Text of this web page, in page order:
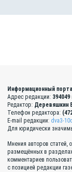
Информационный
Адрес редакции:
Редактор: Деревяшкин
Телефон редактора:
E-mail редакции: dva3-
Для юридически
Мнения авторов статей,
размещённых в
комментариев
с позицией редакции